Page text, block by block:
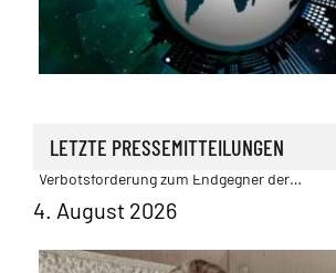
LETZTE PRESSEMITTEILUNGEN
Stefan Möller: Juristen machen sich mit AfD-
Verbotsforderung zum Endgegner der
freiheitlich-demokratischen Grundordnung
4. August 2026